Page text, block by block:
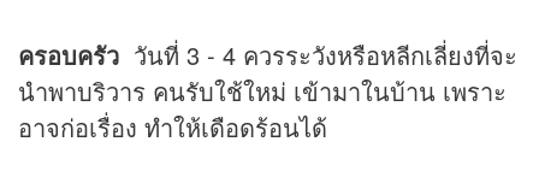
ครอบครัว วันที่ 3 - 4 ควรระวังหรือหลีกเลี่ยงที่จะ
นำพาบริวาร คนรับใช้ใหม่ เข้ามาในบ้าน เพราะ
อาจก่อเรื่อง ทำให้เดือดร้อนได้